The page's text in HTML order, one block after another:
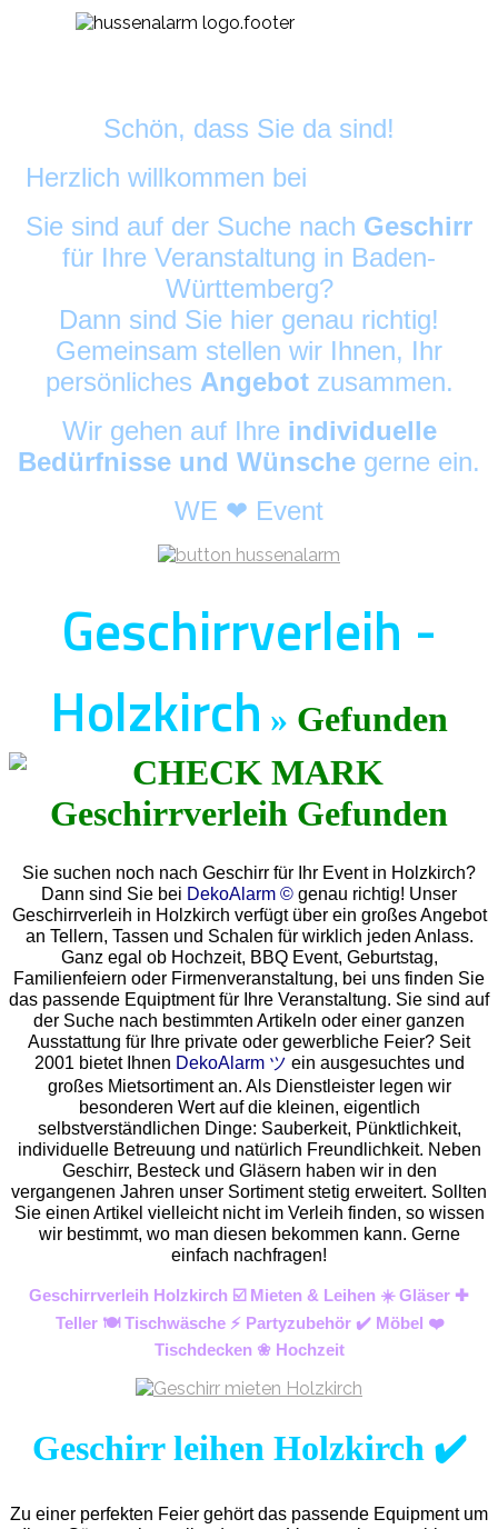
Schön, dass Sie da sind!
Herzlich willkommen bei
Sie sind auf der Suche nach Geschirr
für Ihre Veranstaltung in Baden-
Württemberg?
Dann sind Sie hier genau richtig!
Gemeinsam stellen wir Ihnen, Ihr
persönliches Angebot zusammen.
Wir gehen auf Ihre individuelle
Bedürfnisse und Wünsche gerne ein.
WE ❤ Event
Geschirrverleih -
Holzkirch » Gefunden
Sie suchen noch nach Geschirr für Ihr Event in Holzkirch?
Dann sind Sie bei DekoAlarm © genau richtig! Unser
Geschirrverleih in Holzkirch verfügt über ein großes Angebot
an Tellern, Tassen und Schalen für wirklich jeden Anlass.
Ganz egal ob Hochzeit, BBQ Event, Geburtstag,
Familienfeiern oder Firmenveranstaltung, bei uns finden Sie
das passende Equiptment für Ihre Veranstaltung. Sie sind auf
der Suche nach bestimmten Artikeln oder einer ganzen
Ausstattung für Ihre private oder gewerbliche Feier? Seit
2001 bietet Ihnen DekoAlarm ツ ein ausgesuchtes und
großes Mietsortiment an. Als Dienstleister legen wir
besonderen Wert auf die kleinen, eigentlich
selbstverständlichen Dinge: Sauberkeit, Pünktlichkeit,
individuelle Betreuung und natürlich Freundlichkeit. Neben
Geschirr, Besteck und Gläsern haben wir in den
vergangenen Jahren unser Sortiment stetig erweitert. Sollten
Sie einen Artikel vielleicht nicht im Verleih finden, so wissen
wir bestimmt, wo man diesen bekommen kann. Gerne
einfach nachfragen!
Geschirrverleih Holzkirch ☑️ Mieten & Leihen ☀️ Gläser ✚
Teller 🍽️ Tischwäsche ⚡ Partyzubehör ✔️ Möbel ❤️
Tischdecken ❀ Hochzeit
Geschirr leihen Holzkirch ✔️
Zu einer perfekten Feier gehört das passende Equipment um